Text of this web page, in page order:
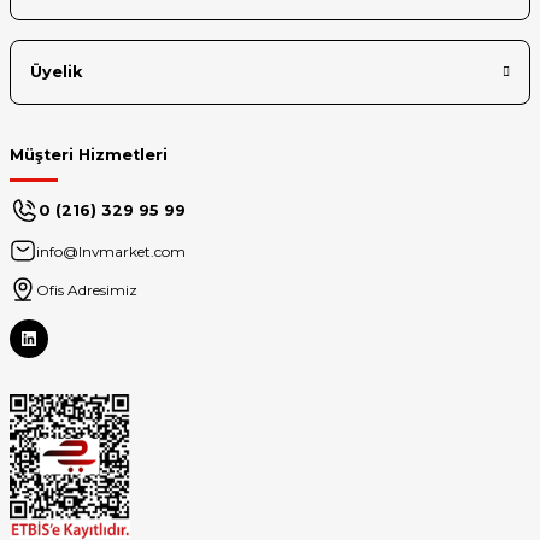
Üyelik
Müşteri Hizmetleri
0 (216) 329 95 99
info@lnvmarket.com
Ofis Adresimiz